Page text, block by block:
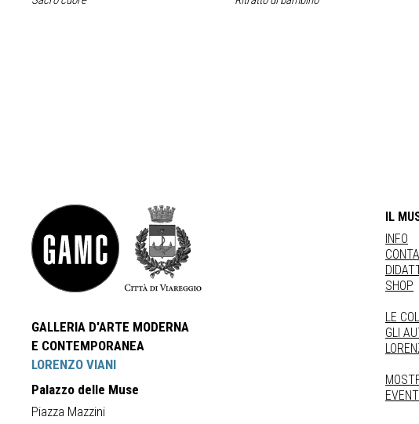
GALLERIA D'ARTE MODERNA
E CONTEMPORANEA
LORENZO VIANI
Palazzo delle Muse
Piazza Mazzini
IL
INFO
SHOP
LE
GLI